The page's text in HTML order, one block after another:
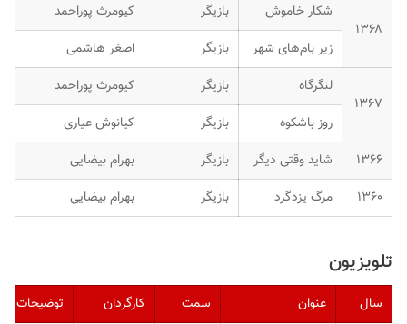
۱۳۶۸
شکار خاموش بازیگر
کیومرث پوراحمد
زیر بام‌های شهر
بازیگر اصغر هاشمی
۱۳۶۷
لنگرگاه بازیگر
کیومرث پوراحمد
روز باشکوه
بازیگر
کیانوش عیاری
۱۳۶۶
شاید وقتی دیگر بازیگر
بهرام بیضایی
۱۳۶۰
مرگ یزدگرد بازیگر بهرام بیضایی
تلویزیون
سال عنوان سمت کارگردان توضیحات